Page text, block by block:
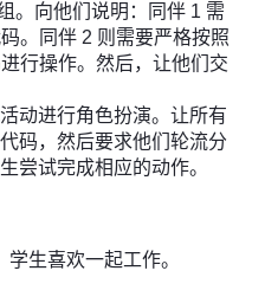
。向他们说明：同伴 1 需
。同伴 2 则需要严格按照
行操作。然后，让他们交
动进行角色扮演。让所有
码，然后要求他们轮流分
尝试完成相应的动作。
生喜欢一起工作。